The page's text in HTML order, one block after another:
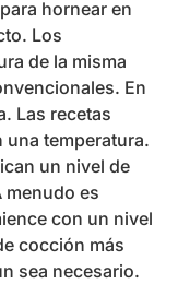
hornear en
Los
de la misma
En
Las recetas
temperatura.
un nivel de
menudo es
con un nivel
cocción más
sea necesario.